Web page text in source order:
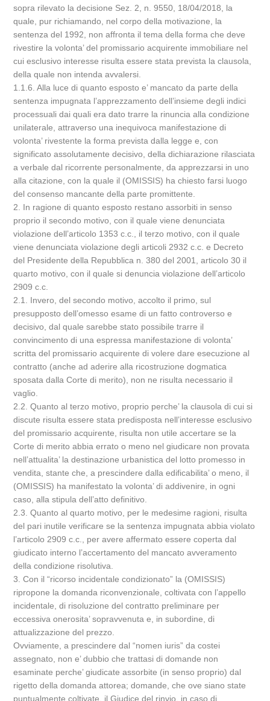
sopra rilevato la decisione Sez. 2, n. 9550, 18/04/2018, la
quale, pur richiamando, nel corpo della motivazione, la
sentenza del 1992, non affronta il tema della forma che deve
rivestire la volonta’ del promissario acquirente immobiliare nel
cui esclusivo interesse risulta essere stata prevista la clausola,
della quale non intenda avvalersi.
1.1.6. Alla luce di quanto esposto e’ mancato da parte della
sentenza impugnata l’apprezzamento dell’insieme degli indici
processuali dai quali era dato trarre la rinuncia alla condizione
unilaterale, attraverso una inequivoca manifestazione di
volonta’ rivestente la forma prevista dalla legge e, con
significato assolutamente decisivo, della dichiarazione rilasciata
a verbale dal ricorrente personalmente, da apprezzarsi in uno
alla citazione, con la quale il (OMISSIS) ha chiesto farsi luogo
del consenso mancante della parte promittente.
2. In ragione di quanto esposto restano assorbiti in senso
proprio il secondo motivo, con il quale viene denunciata
violazione dell’articolo 1353 c.c., il terzo motivo, con il quale
viene denunciata violazione degli articoli 2932 c.c. e Decreto
del Presidente della Repubblica n. 380 del 2001, articolo 30 il
quarto motivo, con il quale si denuncia violazione dell’articolo
2909 c.c.
2.1. Invero, del secondo motivo, accolto il primo, sul
presupposto dell’omesso esame di un fatto controverso e
decisivo, dal quale sarebbe stato possibile trarre il
convincimento di una espressa manifestazione di volonta’
scritta del promissario acquirente di volere dare esecuzione al
contratto (anche ad aderire alla ricostruzione dogmatica
sposata dalla Corte di merito), non ne risulta necessario il
vaglio.
2.2. Quanto al terzo motivo, proprio perche’ la clausola di cui si
discute risulta essere stata predisposta nell’interesse esclusivo
del promissario acquirente, risulta non utile accertare se la
Corte di merito abbia errato o meno nel giudicare non provata
nell’attualita’ la destinazione urbanistica del lotto promesso in
vendita, stante che, a prescindere dalla edificabilita’ o meno, il
(OMISSIS) ha manifestato la volonta’ di addivenire, in ogni
caso, alla stipula dell’atto definitivo.
2.3. Quanto al quarto motivo, per le medesime ragioni, risulta
del pari inutile verificare se la sentenza impugnata abbia violato
l’articolo 2909 c.c., per avere affermato essere coperta dal
giudicato interno l’accertamento del mancato avveramento
della condizione risolutiva.
3. Con il “ricorso incidentale condizionato” la (OMISSIS)
ripropone la domanda riconvenzionale, coltivata con l’appello
incidentale, di risoluzione del contratto preliminare per
eccessiva onerosita’ sopravvenuta e, in subordine, di
attualizzazione del prezzo.
Ovviamente, a prescindere dal “nomen iuris” da costei
assegnato, non e’ dubbio che trattasi di domande non
esaminate perche’ giudicate assorbite (in senso proprio) dal
rigetto della domanda attorea; domande, che ove siano state
puntualmente coltivate, il Giudice del rinvio, in caso di